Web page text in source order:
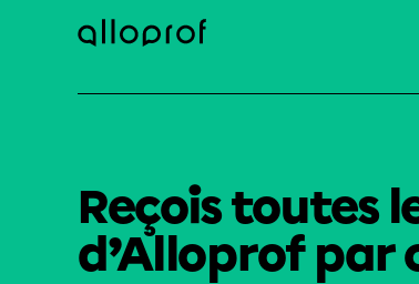
Reçois toutes
d’Alloprof par